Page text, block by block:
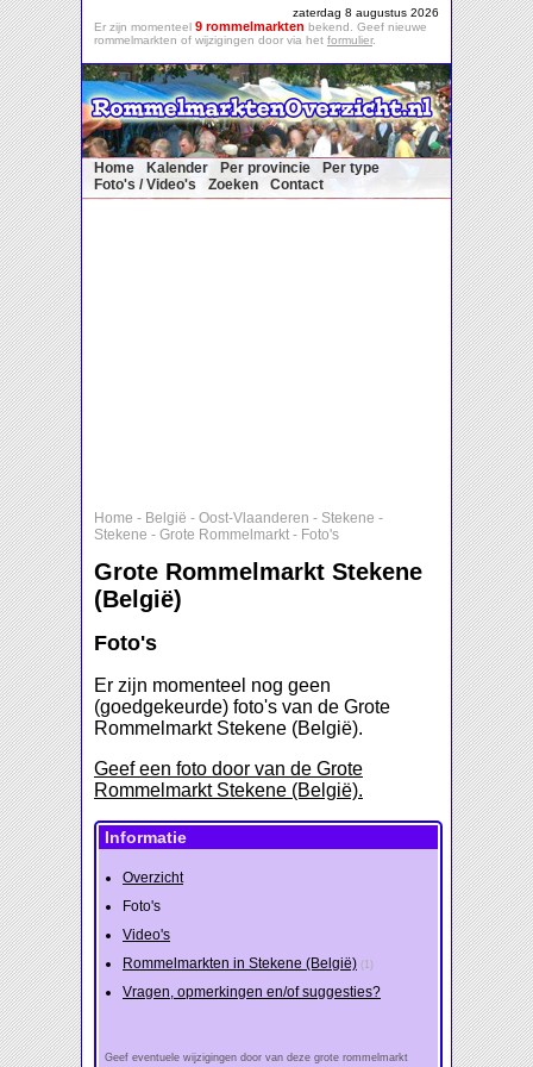
zaterdag 8 augustus 2026
Er zijn momenteel 9 rommelmarkten bekend. Geef nieuwe
rommelmarkten of wijzigingen door via het formulier.
Home Kalender Per provincie
Per type
Foto's / Video's
Zoeken Contact
Home - België - Oost-Vlaanderen - Stekene -
Stekene - Grote Rommelmarkt - Foto's
Grote Rommelmarkt Stekene
(België)
Foto's
Er zijn momenteel nog geen
(goedgekeurde) foto's van de Grote
Rommelmarkt Stekene (België).
Geef een foto door van de Grote
Rommelmarkt Stekene (België).
Informatie
Overzicht
Foto's
Video's
Rommelmarkten in Stekene (België) (1)
Vragen, opmerkingen en/of suggesties?
Geef eventuele wijzigingen door van deze grote rommelmarkt